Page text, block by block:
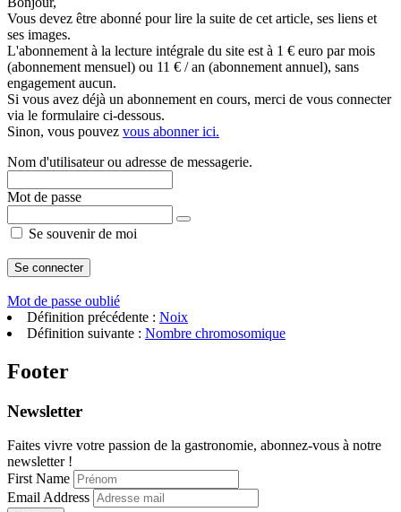
Vous devez être abonné pour lire la suite de cet article, ses liens et
ses images.
L'abonnement à la lecture intégrale du site est à 1 € euro par mois
(abonnement mensuel) ou 11 € / an (abonnement annuel), sans
engagement aucun.
Si vous avez déjà un abonnement en cours, merci de vous connecter
via le formulaire ci-dessous.
Sinon, vous pouvez vous abonner ici.
Nom d'utilisateur ou adresse de messagerie.
Mot de passe
Se souvenir de moi
Mot de passe oublié
Définition précédente : Noix
Définition suivante : Nombre chromosomique
Footer
Newsletter
Faites vivre votre passion de la gastronomie, abonnez-vous à notre
newsletter !
First Name
Email Address